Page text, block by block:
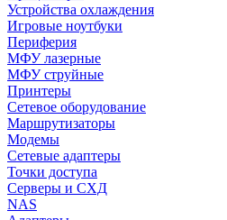
Устройства охлаждения
Игровые ноутбуки
Периферия
МФУ лазерные
МФУ струйные
Принтеры
Сетевое оборудование
Маршрутизаторы
Модемы
Сетевые адаптеры
Точки доступа
Серверы и СХД
NAS